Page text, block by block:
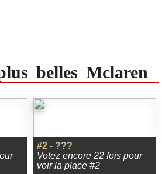
belles Mclaren
#2 - ???
Votez encore 22 fois pour
voir la place #2